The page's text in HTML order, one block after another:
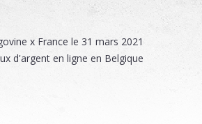
x France le 31 mars 2021
d'argent en ligne en Belgique